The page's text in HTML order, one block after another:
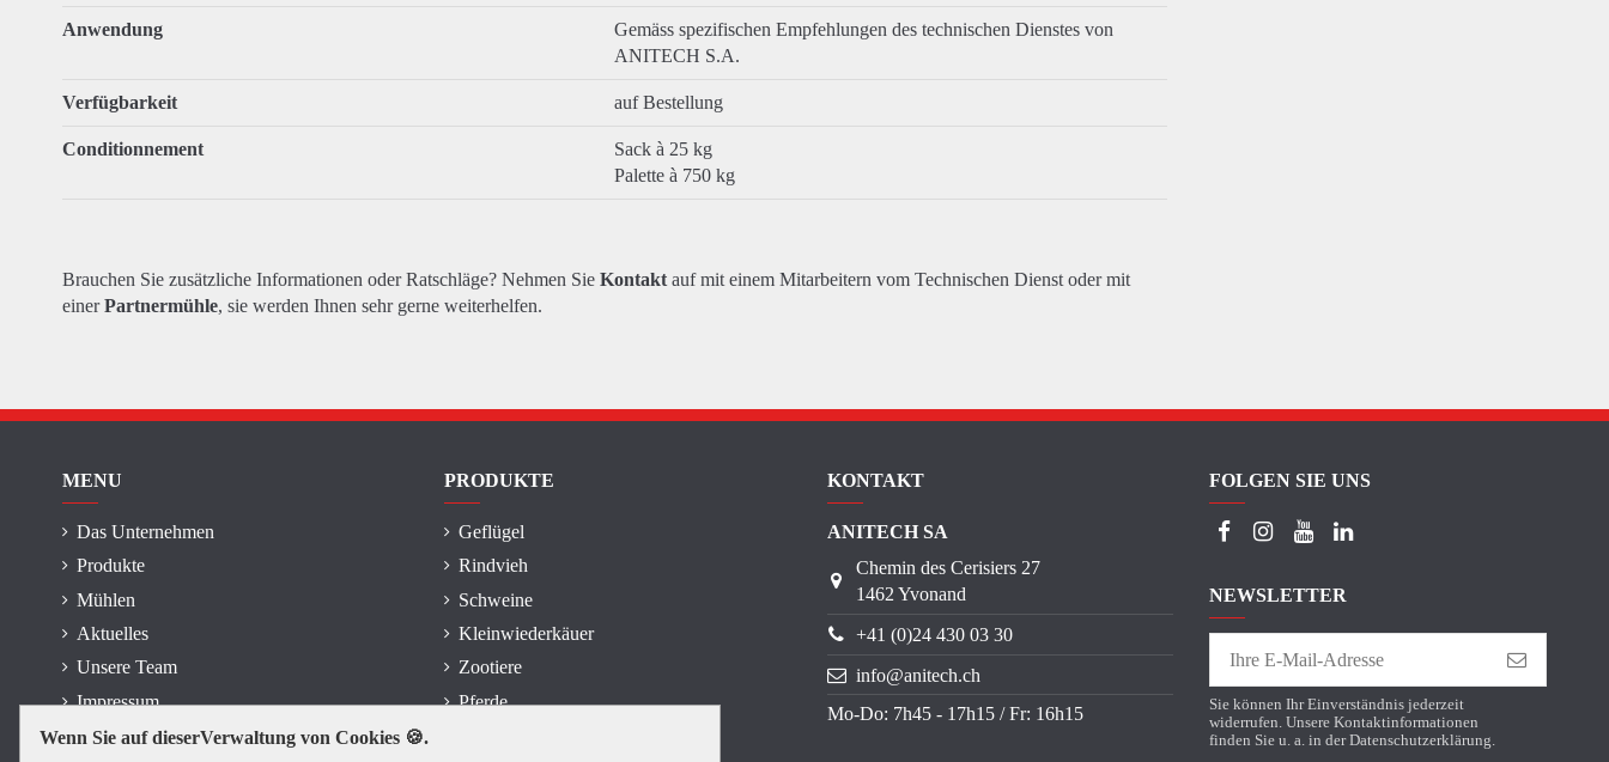
Anwendung
Gemäss spezifischen Empfehlungen des technischen Dienstes von
ANITECH S.A.
Verfügbarkeit auf Bestellung
Conditionnement
Sack à 25 kg
Palette à 750 kg
Brauchen Sie zusätzliche Informationen oder Ratschläge? Nehmen Sie Kontakt auf mit einem Mitarbeitern vom Technischen Dienst oder mit
einerPartnermühle, sie werden Ihnen sehr gerne weiterhelfen.
MENU
Das Unternehmen
Produkte
Mühlen
Aktuelles
Unsere Team
Impressum
PRODUKTE
Geflügel
Rindvieh
Schweine
Kleinwiederkäuer
Zootiere
Pferde
KONTAKT
ANITECH SA
Chemin des Cerisiers 27
1462 Yvonand
+41 (0)24 430 03 30
info@anitech.ch
Mo-Do: 7h45 - 17h15 / Fr: 16h15
FOLGEN SIE UNS
NEWSLETTER
Sie können Ihr Einverständnis jederzeit
widerrufen. Unsere Kontaktinformationen
finden Sie u. a. in der Datenschutzerklärung.
Wenn Sie auf dieserVerwaltung von Cookies 🍪.